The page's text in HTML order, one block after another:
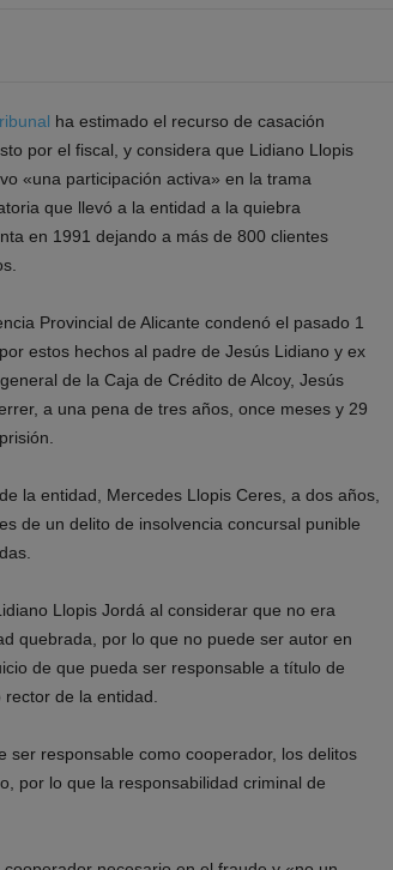
ha estimado el recurso de casación
por el fiscal, y considera que Lidiano Llopis
«una participación activa» en la trama
que llevó a la entidad a la quiebra
en 1991 dejando a más de 800 clientes
Provincial de Alicante condenó el pasado 1
estos hechos al padre de Jesús Lidiano y ex
de la Caja de Crédito de Alcoy, Jesús
a una pena de tres años, once meses y 29
la entidad, Mercedes Llopis Ceres, a dos años,
de un delito de insolvencia concursal punible
Llopis Jordá al considerar que no era
quebrada, por lo que no puede ser autor en
de que pueda ser responsable a título de
de la entidad.
ser responsable como cooperador, los delitos
por lo que la responsabilidad criminal de